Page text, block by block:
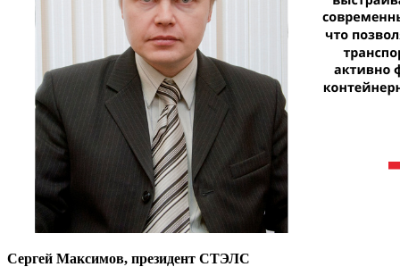
Сергей Максимов, президент СТЭЛС